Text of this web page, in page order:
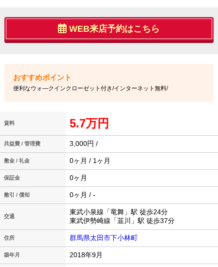
WEB来店予約はこちら
便利なウォ―クインクローゼット付き/インターネット無料/
賃料 5.7万円
共益費 / 管理費 3,000円 /
敷金 / 礼金 0ヶ月 / 1ヶ月
保証金 0ヶ月
敷引 / 償却 0ヶ月 / -
交通
東武小泉線「竜舞」駅 徒歩24分
東武伊勢崎線「韮川」駅 徒歩37分
住所 群馬県太田市下小林町
築年月 2018年9月